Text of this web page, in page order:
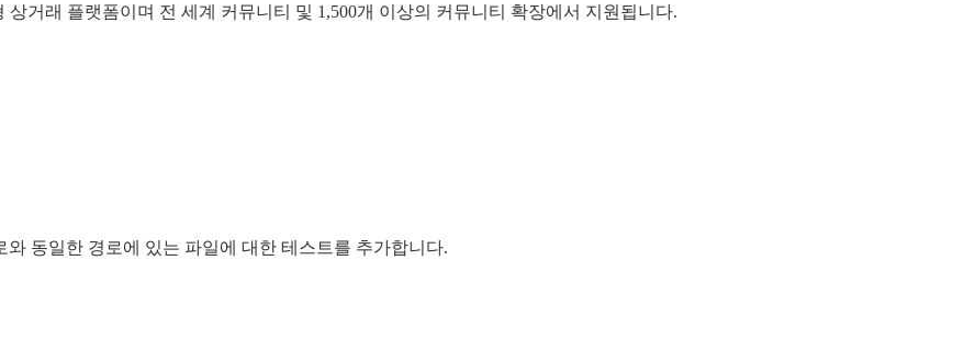
상거래 플랫폼이며 전 세계 커뮤니티 및 1,500개 이상의 커뮤니티 확장에서 지원됩니다.
동일한 경로에 있는 파일에 대한 테스트를 추가합니다.